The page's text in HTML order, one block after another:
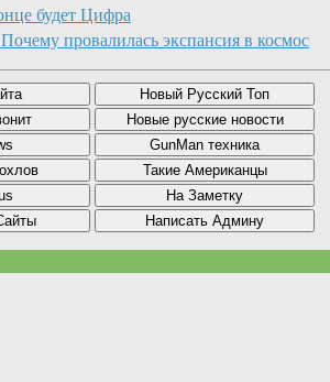
будет Цифра
Почему провалилась экспансия в космос